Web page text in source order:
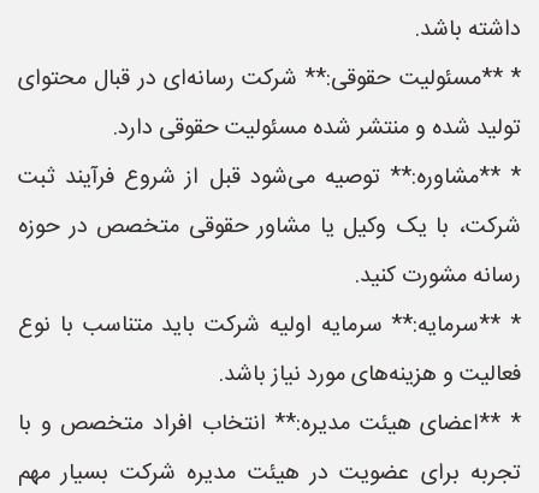
داشته باشد.
* **مسئولیت حقوقی:** شرکت رسانه‌ای در قبال محتوای
تولید شده و منتشر شده مسئولیت حقوقی دارد.
* **مشاوره:** توصیه می‌شود قبل از شروع فرآیند ثبت
شرکت، با یک وکیل یا مشاور حقوقی متخصص در حوزه
رسانه مشورت کنید.
* **سرمایه:** سرمایه اولیه شرکت باید متناسب با نوع
فعالیت و هزینه‌های مورد نیاز باشد.
* **اعضای هیئت مدیره:** انتخاب افراد متخصص و با
تجربه برای عضویت در هیئت مدیره شرکت بسیار مهم